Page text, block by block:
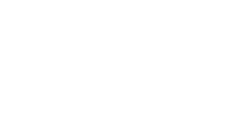
at lumalaban sa amag at kulungan, na
Neck Support Pillow ay ergonomikong
at madaling dalang opsyon ito na madaling